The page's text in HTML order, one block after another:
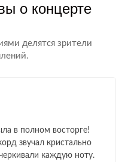
о концерте
делятся зрители
в полном восторге!
звучал кристально
каждую ноту.